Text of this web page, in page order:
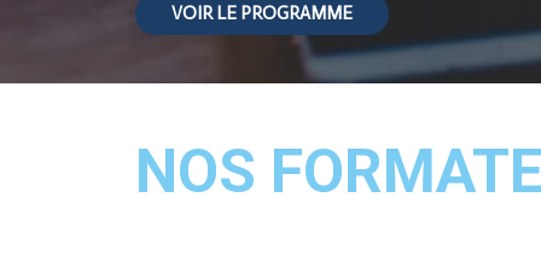
VOIR LE PROGRAMME
NOS